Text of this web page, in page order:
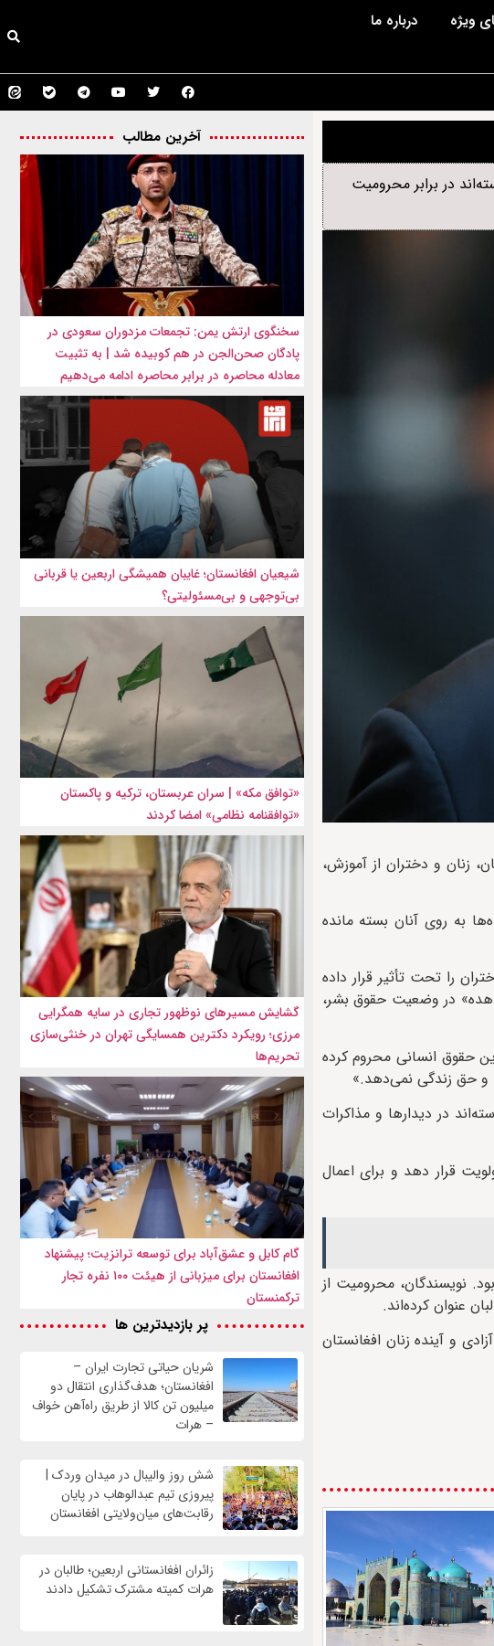
ویژه درباره ما
در برابر محرومیت
زنان و دختران از آموزش،
به روی آنان بسته مانده
را تحت تأثیر قرار داده
در وضعیت حقوق بشر،
حقوق انسانی محروم کرده
و حق زندگی نمی‌دهد.»
در دیدارها و مذاکرات
قرار دهد و برای اعمال
نویسندگان، محرومیت از
عنوان کرده‌اند.
و آینده زنان افغانستان
آخرین مطالب
سخنگوی ارتش یمن: تجمعات مزدوران سعودی در
پادگان صحن‌الجن در هم کوبیده شد | به تثبیت
معادله محاصره در برابر محاصره ادامه می‌دهیم
شیعیان افغانستان؛ غایبان همیشگی اربعین یا قربانی
بی‌توجهی و بی‌مسئولیتی؟
«توافق مکه» | سران عربستان، ترکیه و پاکستان
«توافقنامه نظامی» امضا کردند
گشایش مسیرهای نوظهور تجاری در سایه همگرایی
مرزی؛ رویکرد دکترین همسایگی تهران در خنثی‌سازی
تحریم‌ها
گام کابل و عشق‌آباد برای توسعه ترانزیت؛ پیشنهاد
افغانستان برای میزبانی از هیئت ۱۰۰ نفره تجار
ترکمنستان
پر بازدیدترین ها
شریان حیاتی تجارت ایران –
افغانستان؛ هدف‌گذاری انتقال دو
میلیون تن کالا از طریق راه‌آهن خواف
– هرات
شش روز والیبال در میدان وردک |
پیروزی تیم عبدالوهاب در پایان
رقابت‌های میان‌ولایتی افغانستان
زائران افغانستانی اربعین؛ طالبان در
هرات کمیته مشترک تشکیل دادند